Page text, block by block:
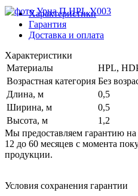
Характеристики
Гарантия
Доставка и оплата
Характеристики
Материалы
HPL,
Возрастная категория Без
Длина, м
0,5
Ширина, м
0,5
Высота, м
1,2
Мы предоставляем гарантию
12 до 60 месяцев с момента
продукции.
Условия сохранения гарантии